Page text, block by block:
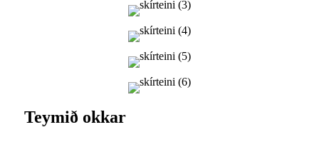
Teymið okkar